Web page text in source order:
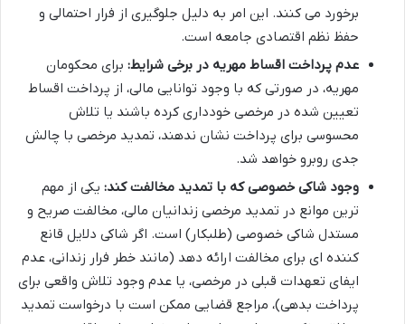
برخورد می کنند. این امر به دلیل جلوگیری از فرار احتمالی و
حفظ نظم اقتصادی جامعه است.
عدم پرداخت اقساط مهریه در برخی شرایط: برای محکومان
مهریه، در صورتی که با وجود توانایی مالی، از پرداخت اقساط
تعیین شده در مرخصی خودداری کرده باشند یا تلاش
محسوسی برای پرداخت نشان ندهند، تمدید مرخصی با چالش
جدی روبرو خواهد شد.
وجود شاکی خصوصی که با تمدید مخالفت کند: یکی از مهم
ترین موانع در تمدید مرخصی زندانیان مالی، مخالفت صریح و
مستدل شاکی خصوصی (طلبکار) است. اگر شاکی دلایل قانع
کننده ای برای مخالفت ارائه دهد (مانند خطر فرار زندانی، عدم
ایفای تعهدات قبلی در مرخصی، یا عدم وجود تلاش واقعی برای
پرداخت بدهی)، مراجع قضایی ممکن است با درخواست تمدید